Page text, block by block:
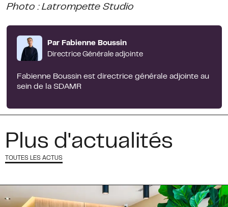
Photo : Latrompette Studio
Par Fabienne Boussin
Directrice Générale adjointe
Fabienne Boussin est directrice générale adjointe au
sein de la SDAMR
Plus d'actualités
TOUTES LES ACTUS